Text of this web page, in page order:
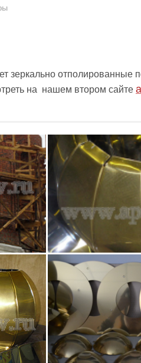
зеркально
на нашем втором сайте